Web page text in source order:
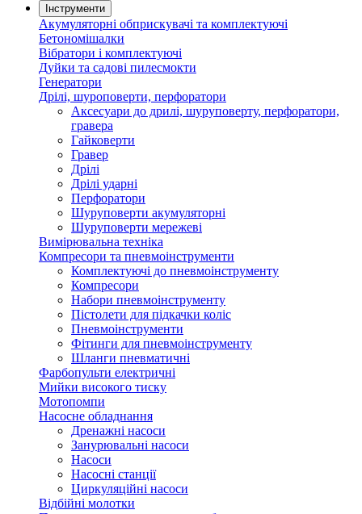
Інструменти
Акумуляторні обприскувачі та комплектуючі
Бетономішалки
Вібратори і комплектуючі
Дуйки та садові пилесмокти
Генератори
Дрілі, шуроповерти, перфоратори
Аксесуари до дрилі, шуруповерту, перфоратори,
гравера
Гайковерти
Гравер
Дрілі
Дрілі ударні
Перфоратори
Шуруповерти акумуляторні
Шуруповерти мережеві
Вимірювальна техніка
Компресори та пневмоінструменти
Комплектуючі до пневмоінструменту
Компресори
Набори пневмоінструменту
Пістолети для підкачки коліс
Пневмоінструменти
Фітинги для пневмоінструменту
Шланги пневматичні
Фарбопульти електричні
Мийки високого тиску
Мотопомпи
Насосне обладнання
Дренажні насоси
Занурювальні насоси
Насоси
Насосні станції
Циркуляційні насоси
Відбійні молотки